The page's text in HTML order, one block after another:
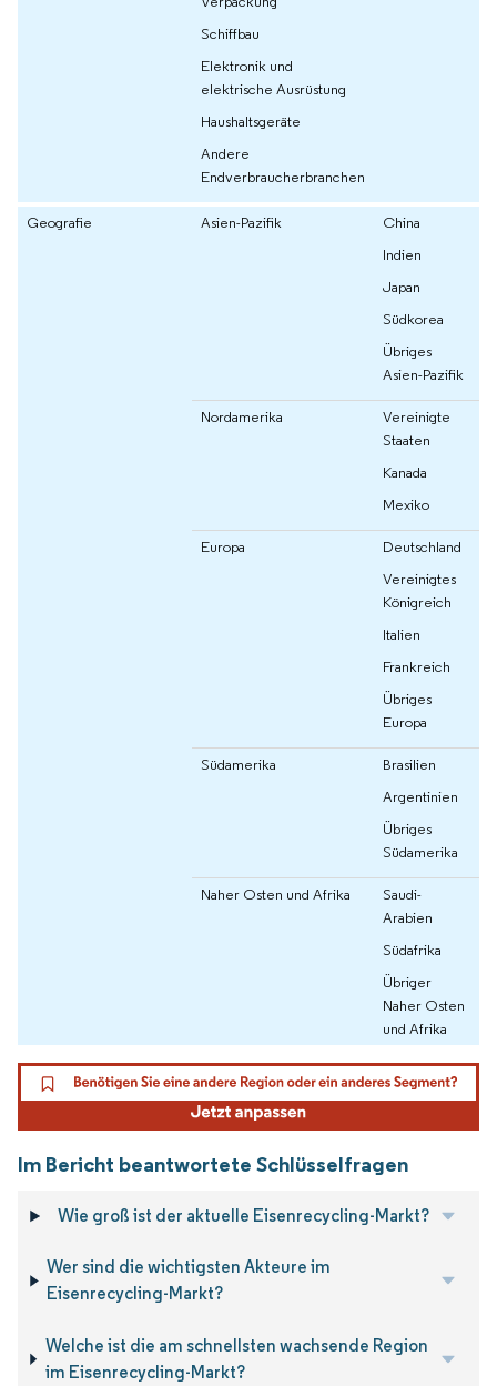
Schiffbau
Elektronik und
elektrische Ausrüstung
Haushaltsgeräte
Andere
Endverbraucherbranchen
Geografie Asien-Pazifik
China
Indien
Japan
Südkorea
Übriges
Asien-Pazifik
Nordamerika
Vereinigte
Staaten
Kanada
Mexiko
Europa
Deutschland
Vereinigtes
Königreich
Italien
Frankreich
Übriges
Europa
Südamerika
Brasilien
Argentinien
Übriges
Südamerika
Naher Osten und Afrika
Saudi-
Arabien
Südafrika
Übriger
Naher Osten
und Afrika
Im Bericht beantwortete Schlüsselfragen
Wie groß ist der aktuelle Eisenrecycling-Markt?
Wer sind die wichtigsten Akteure im
Eisenrecycling-Markt?
Welche ist die am schnellsten wachsende Region
im Eisenrecycling-Markt?